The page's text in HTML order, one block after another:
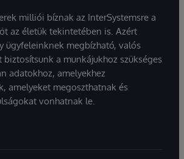
milliói bíznak az InterSystemsre a
az életük tekintetében is. Azért
ügyfeleinknek megbízható, valós
biztosítsunk a munkájukhoz szükséges
adatokhoz, amelyekhez
amelyeket megoszthatnak és
vonhatnak le.